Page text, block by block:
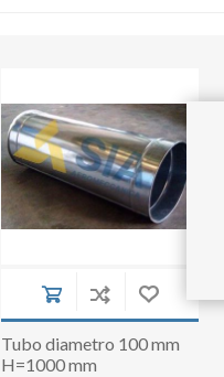
Tubo diametro 100 mm
H=1000 mm